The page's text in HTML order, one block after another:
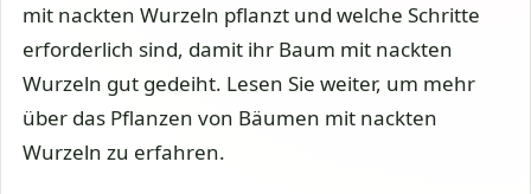
mit nackten Wurzeln pflanzt und welche Schritte
erforderlich sind, damit ihr Baum mit nackten
Wurzeln gut gedeiht. Lesen Sie weiter, um mehr
über das Pflanzen von Bäumen mit nackten
Wurzeln zu erfahren.